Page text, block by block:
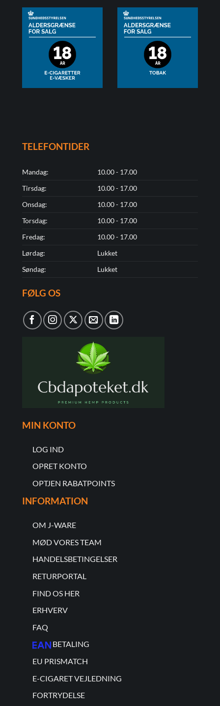
TELEFONTIDER
Mandag:
10.00 - 17.00
Tirsdag:
10.00 - 17.00
Onsdag:
10.00 - 17.00
Torsdag:
10.00 - 17.00
Fredag:
10.00 - 17.00
Lørdag:
Lukket
Søndag:
Lukket
FØLG OS
MIN KONTO
LOG IND
OPRET KONTO
OPTJEN RABATPOINTS
INFORMATION
OM J-WARE
MØD VORES TEAM
HANDELSBETINGELSER
RETURPORTAL
FIND OS HER
ERHVERV
FAQ
BETALING
EU PRISMATCH
E-CIGARET VEJLEDNING
FORTRYDELSE